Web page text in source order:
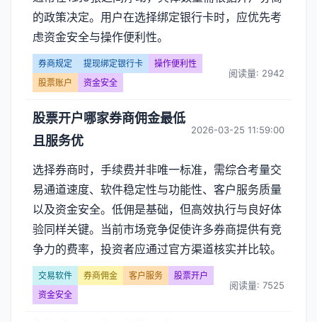
的政策决定。用户在选择绑定银行卡时，应优先考
虑资金安全与操作便利性。
券商规定 提现绑定银行卡
操作便利性
股票账户
资金安全
阅读量: 2942
股票开户哪家券商佣金最低
且服务优
2026-03-25 11:59:00
选择券商时，手续费并非唯一标准，需综合考量交
易通道速度、软件稳定性与功能性、客户服务质量
以及资金安全。低佣是基础，但高效执行与良好体
验同样关键。当前市场竞争促使许多券商提供有竞
争力的费率，投资者应通过官方渠道核实并比较。
交易软件 券商佣金 客户服务
股票开户
资金安全
阅读量: 7525